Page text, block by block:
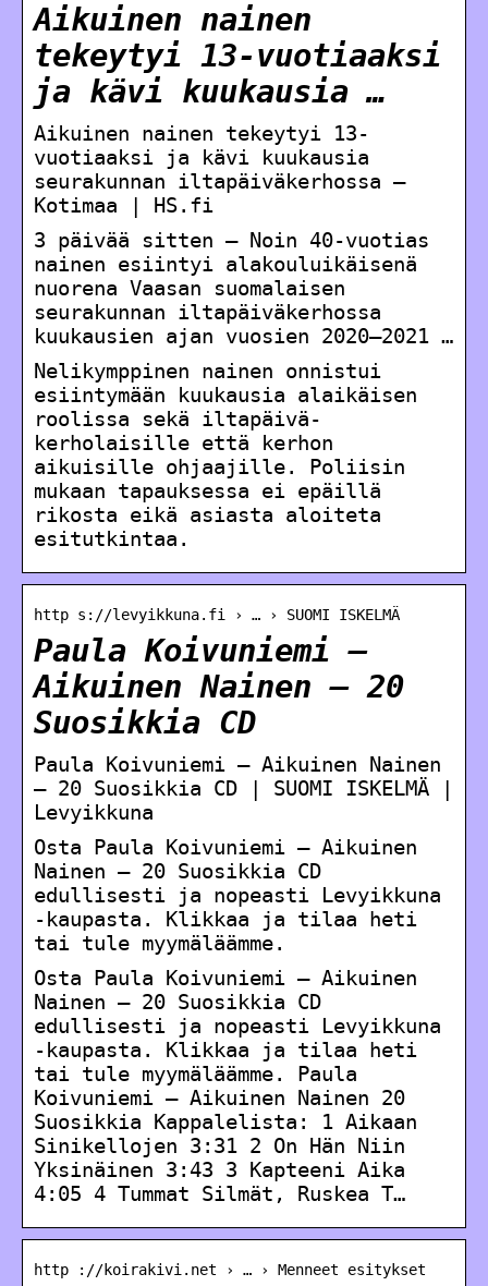
Aikuinen nainen
tekeytyi 13-vuotiaaksi
ja kävi kuukausia …
Aikuinen nainen tekeytyi 13-
vuotiaaksi ja kävi kuukausia
seurakunnan iltapäiväkerhossa –
Kotimaa | HS.fi
3 päivää sitten — Noin 40-vuotias
nainen esiintyi alakouluikäisenä
nuorena Vaasan suomalaisen
seurakunnan iltapäiväkerhossa
kuukausien ajan vuosien 2020–2021 …
Nelikymppinen nainen onnistui
esiintymään kuukausia alaikäisen
roolissa sekä iltapäivä­
kerholaisille että kerhon
aikuisille ohjaajille. Poliisin
mukaan tapauksessa ei epäillä
rikosta eikä asiasta aloiteta
esitutkintaa.
http s://levyikkuna.fi › … › SUOMI ISKELMÄ
Paula Koivuniemi ‎–
Aikuinen Nainen – 20
Suosikkia CD
Paula Koivuniemi ‎– Aikuinen Nainen
– 20 Suosikkia CD | SUOMI ISKELMÄ |
Levyikkuna
Osta Paula Koivuniemi ‎– Aikuinen
Nainen – 20 Suosikkia CD
edullisesti ja nopeasti Levyikkuna
-kaupasta. Klikkaa ja tilaa heti
tai tule myymäläämme.
Osta Paula Koivuniemi ‎– Aikuinen
Nainen – 20 Suosikkia CD
edullisesti ja nopeasti Levyikkuna
-kaupasta. Klikkaa ja tilaa heti
tai tule myymäläämme. Paula
Koivuniemi ‎– Aikuinen Nainen 20
Suosikkia Kappalelista: 1 Aikaan
Sinikellojen 3:31 2 On Hän Niin
Yksinäinen 3:43 3 Kapteeni Aika
4:05 4 Tummat Silmät, Ruskea T…
http ://koirakivi.net › … › Menneet esitykset